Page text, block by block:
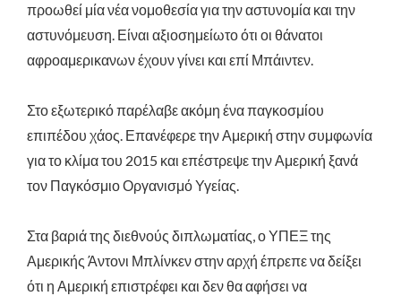
προωθεί μία νέα νομοθεσία για την αστυνομία και την
αστυνόμευση. Είναι αξιοσημείωτο ότι οι θάνατοι
αφροαμερικανων έχουν γίνει και επί Μπάιντεν.
Στο εξωτερικό παρέλαβε ακόμη ένα παγκοσμίου
επιπέδου χάος. Επανέφερε την Αμερική στην συμφωνία
για το κλίμα του 2015 και επέστρεψε την Αμερική ξανά
τον Παγκόσμιο Οργανισμό Υγείας.
Στα βαριά της διεθνούς διπλωματίας, ο ΥΠΕΞ της
Αμερικής Άντονι Μπλίνκεν στην αρχή έπρεπε να δείξει
ότι η Αμερική επιστρέφει και δεν θα αφήσει να